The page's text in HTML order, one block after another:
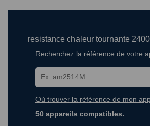
resistance chaleur tournante
Recherchez la référence de votre
Où trouver la référence de mon
50 appareils compatibles.